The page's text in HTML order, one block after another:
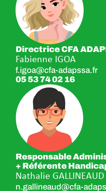
Directrice CFA
Fabienne IGOA
f.igoa@cfa-adapssa.fr
05 53 74 02 16
Responsable
+ Référente
Nathalie GALLINEAUD
n.gallineaud@cfa-